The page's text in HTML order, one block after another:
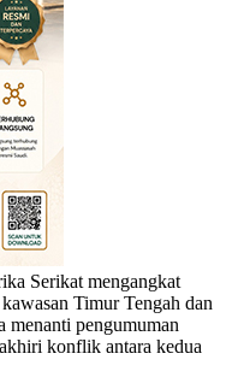
Serikat mengangkat
Timur Tengah dan
pengumuman
konflik antara kedua